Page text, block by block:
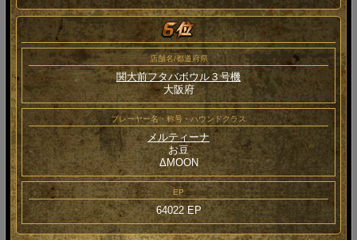
店舗名/都道府県
関大前フタバボウル３号機
大阪府
プレーヤー名・称号・ハウンドクラス
メルティーナ
お豆
ΔMOON
EP
64022 EP